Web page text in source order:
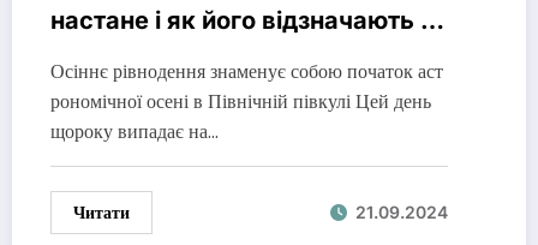
настане і як його відзначають у
Осіннє рівнодення знаменує собою початок аст
рономічної осені в Північній півкулі Цей день
щороку випадає на…
Читати 21.09.2024